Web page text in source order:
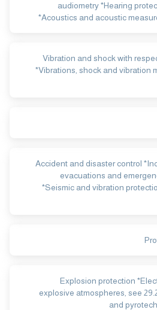
audiometry *Hearing
*Acoustics and acoustic
Vibration and shock with
*Vibrations, shock and vibration
Accident and disaster control
evacuations and
*Seismic and vibration
Explosion protection
explosive atmospheres, see
and